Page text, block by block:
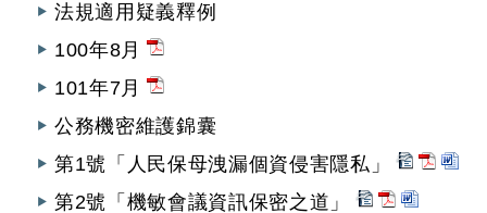
法規適用疑義釋例
100年8月
101年7月
公務機密維護錦囊
第1號「人民保母洩漏個資侵害隱私」
第2號「機敏會議資訊保密之道」